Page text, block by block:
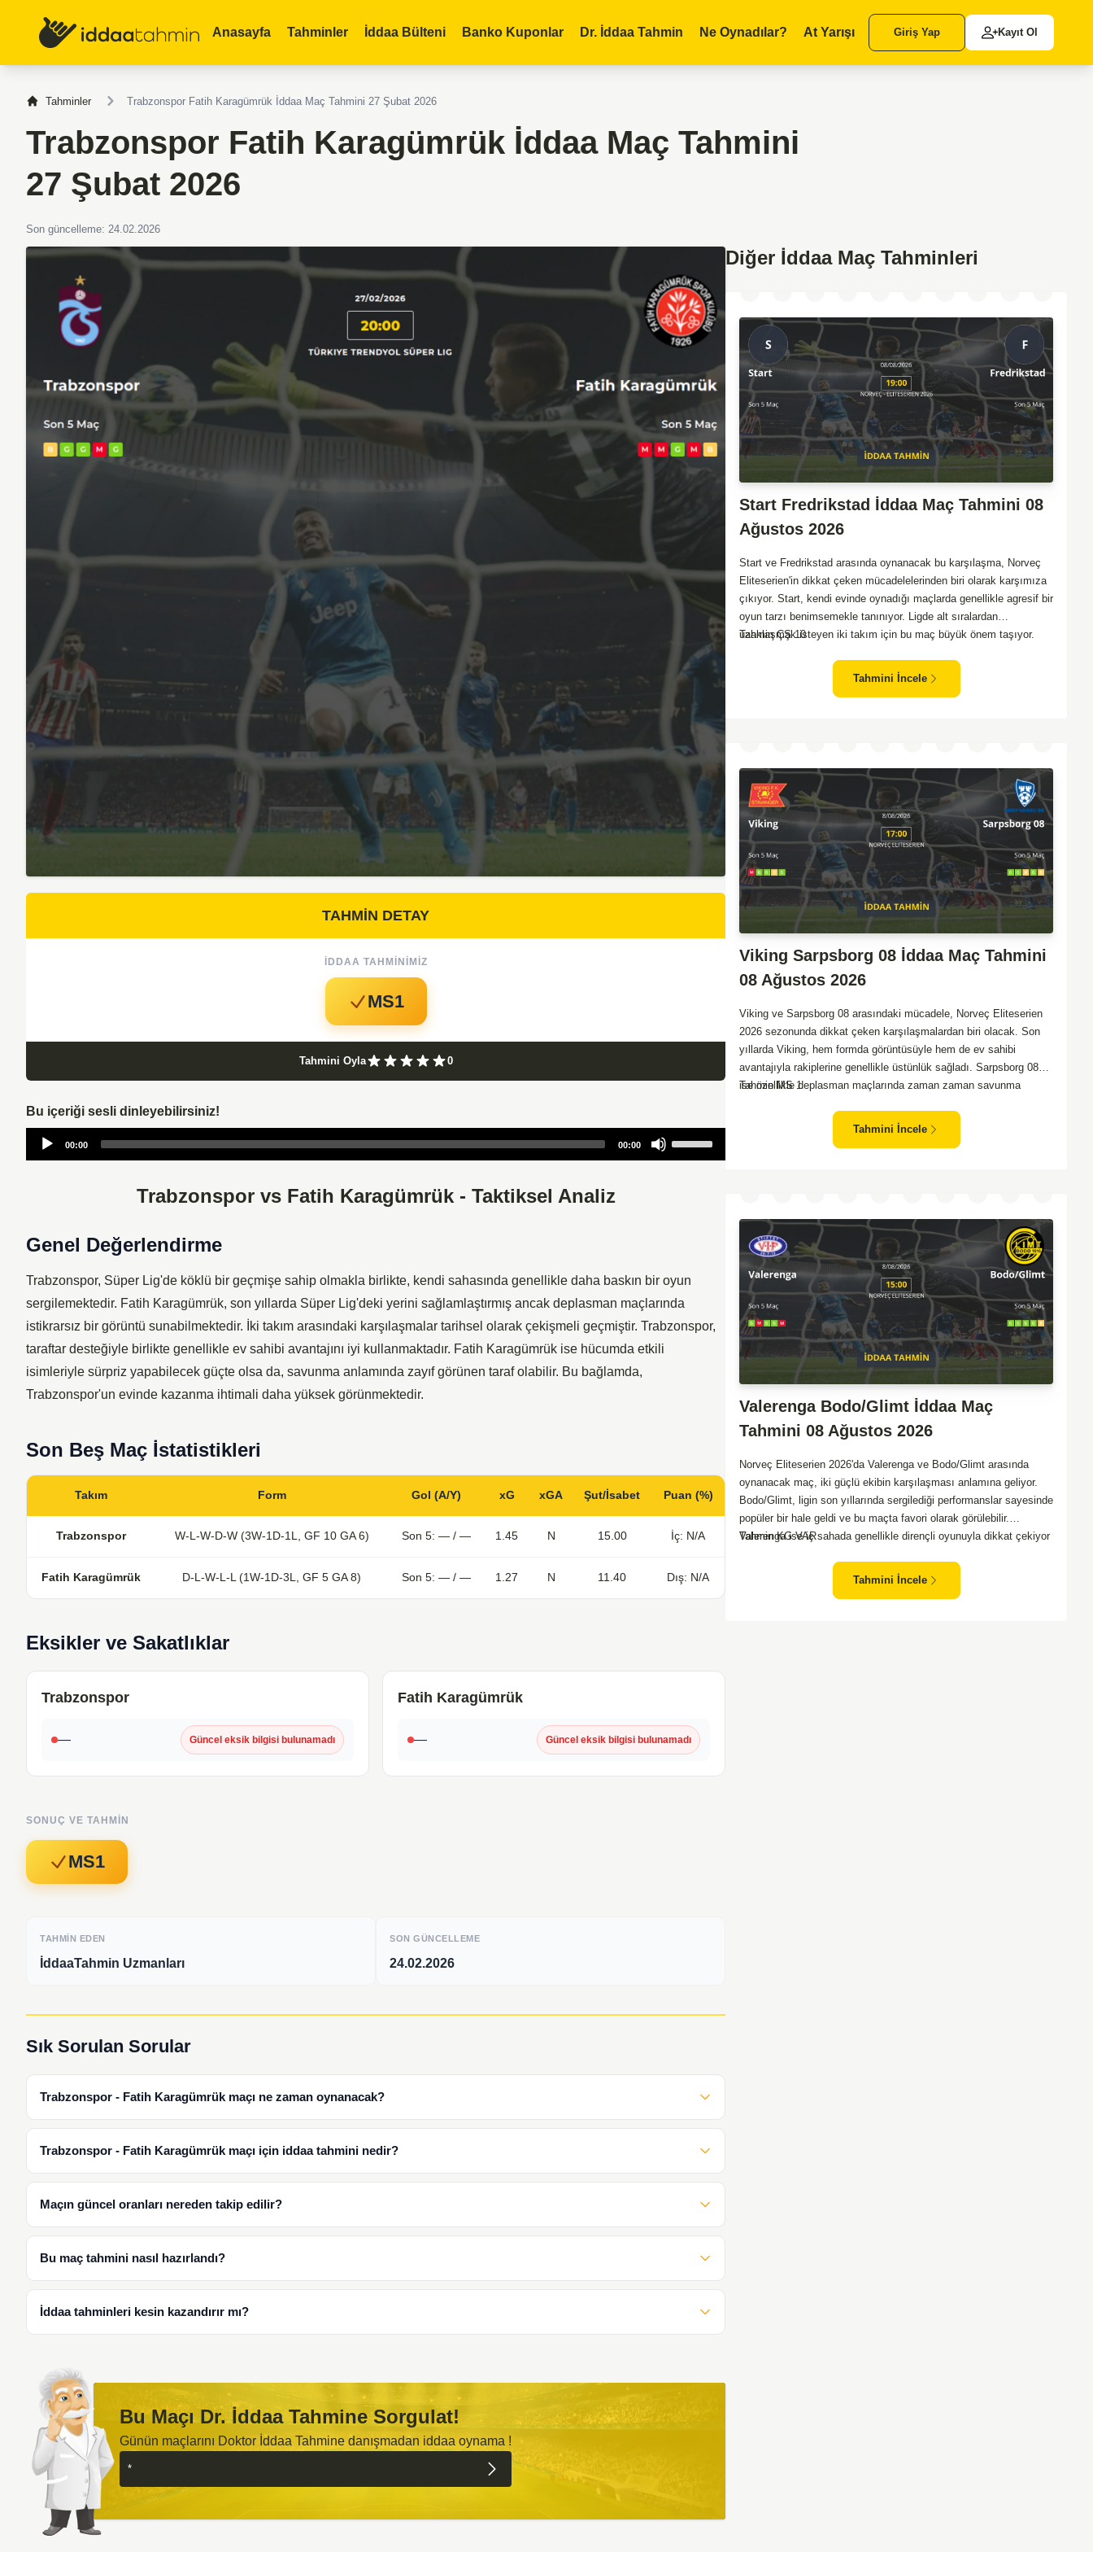
Anasayfa Tahminler İddaa Bülteni Banko Kuponlar Dr. İddaa Tahmin Ne Oynadılar? At Yarışı Giriş Yap Kayıt Ol
Tahminler Trabzonspor Fatih Karagümrük İddaa Maç Tahmini 27 Şubat 2026
Trabzonspor Fatih Karagümrük İddaa Maç Tahmini
27 Şubat 2026
Son güncelleme: 24.02.2026
TAHMİN DETAY
İDDAA TAHMINIMIZ
MS1
Tahmini Oyla 0
Bu içeriği sesli dinleyebilirsiniz!
Audio
00:00 00:00
Trabzonspor vs Fatih Karagümrük - Taktiksel Analiz
Genel Değerlendirme
Trabzonspor, Süper Lig'de köklü bir geçmişe sahip olmakla birlikte, kendi sahasında genellikle daha baskın bir oyun
sergilemektedir. Fatih Karagümrük, son yıllarda Süper Lig'deki yerini sağlamlaştırmış ancak deplasman maçlarında
istikrarsız bir görüntü sunabilmektedir. İki takım arasındaki karşılaşmalar tarihsel olarak çekişmeli geçmiştir. Trabzonspor,
taraftar desteğiyle birlikte genellikle ev sahibi avantajını iyi kullanmaktadır. Fatih Karagümrük ise hücumda etkili
isimleriyle sürpriz yapabilecek güçte olsa da, savunma anlamında zayıf görünen taraf olabilir. Bu bağlamda,
Trabzonspor'un evinde kazanma ihtimali daha yüksek görünmektedir.
Son Beş Maç İstatistikleri
Takım Form Gol (A/Y) xG xGA Şut/İsabet Puan (%)
Trabzonspor W-L-W-D-W (3W-1D-1L, GF 10 GA 6) Son 5: — / — 1.45 N 15.00 İç: N/A
Fatih Karagümrük D-L-W-L-L (1W-1D-3L, GF 5 GA 8) Son 5: — / — 1.27 N 11.40 Dış: N/A
Eksikler ve Sakatlıklar
Trabzonspor
— Güncel eksik bilgisi bulunamadı
Fatih Karagümrük
— Güncel eksik bilgisi bulunamadı
SONUÇ VE TAHMIN
MS1
TAHMIN EDEN
İddaaTahmin Uzmanları
SON GÜNCELLEME
24.02.2026
Sık Sorulan Sorular
Trabzonspor - Fatih Karagümrük maçı ne zaman oynanacak?
Trabzonspor - Fatih Karagümrük maçı için iddaa tahmini nedir?
Maçın güncel oranları nereden takip edilir?
Bu maç tahmini nasıl hazırlandı?
İddaa tahminleri kesin kazandırır mı?
Bu Maçı Dr. İddaa Tahmine Sorgulat!
Günün maçlarını Doktor İddaa Tahmine danışmadan iddaa oynama !
Diğer İddaa Maç Tahminleri
Start Fredrikstad İddaa Maç Tahmini 08
Ağustos 2026
Start ve Fredrikstad arasında oynanacak bu karşılaşma, Norveç
Eliteserien'in dikkat çeken mücadelelerinden biri olarak karşımıza
çıkıyor. Start, kendi evinde oynadığı maçlarda genellikle agresif bir
oyun tarzı benimsemekle tanınıyor. Ligde alt sıralardan
uzaklaşmak isteyen iki takım için bu maç büyük önem taşıyor.
biliniyor. Bu durum, ev sahibi Start'a karşı mücadelede zorluk
çıkartabilir. Maçın temposunun yüksek olacağını ve her iki takımın
Tahmin ÇŞ 10
Tahmini İncele
Viking Sarpsborg 08 İddaa Maç Tahmini
08 Ağustos 2026
Viking ve Sarpsborg 08 arasındaki mücadele, Norveç Eliteserien
2026 sezonunda dikkat çeken karşılaşmalardan biri olacak. Son
yıllarda Viking, hem formda görüntüsüyle hem de ev sahibi
avantajıyla rakiplerine genellikle üstünlük sağladı. Sarpsborg 08
ise özellikle deplasman maçlarında zaman zaman savunma
sahasında kontrollü oynaması, onları favori yapıyor. Sarpsborg'un
Tahmin MS 1
Tahmini İncele
Valerenga Bodo/Glimt İddaa Maç
Tahmini 08 Ağustos 2026
Norveç Eliteserien 2026'da Valerenga ve Bodo/Glimt arasında
oynanacak maç, iki güçlü ekibin karşılaşması anlamına geliyor.
Bodo/Glimt, ligin son yıllarında sergilediği performanslar sayesinde
popüler bir hale geldi ve bu maçta favori olarak görülebilir.
Valerenga ise iç sahada genellikle dirençli oyunuyla dikkat çekiyor
maçlar genellikle çekişmeli geçiyor ve bol gollü karşılaşmalara
Tahmin KG VAR
Tahmini İncele